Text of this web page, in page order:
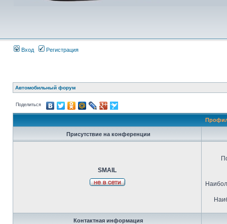
Вход Регистрация
Автомобильный форум
Поделиться
Присутствие на конференции
SMAIL
Контактная информация